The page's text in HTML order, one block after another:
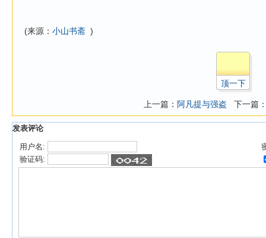
(来源： 小山书斋 )
顶一下
上一篇： 阿凡提与强盗 下一篇
发表评论
用户名:
验证码: